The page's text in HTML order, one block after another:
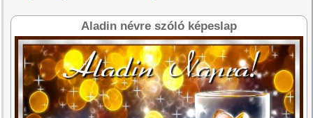
Aladin névre szóló képeslap